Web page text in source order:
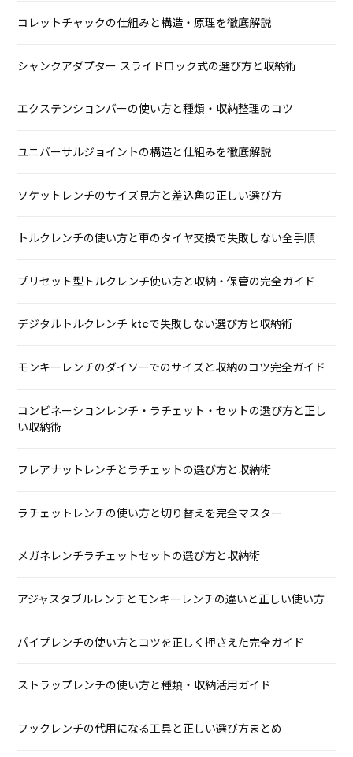
コレットチャックの仕組みと構造・原理を徹底解説
シャンクアダプター スライドロック式の選び方と収納術
エクステンションバーの使い方と種類・収納整理のコツ
ユニバーサルジョイントの構造と仕組みを徹底解説
ソケットレンチのサイズ見方と差込角の正しい選び方
トルクレンチの使い方と車のタイヤ交換で失敗しない全手順
プリセット型トルクレンチ使い方と収納・保管の完全ガイド
デジタルトルクレンチ ktcで失敗しない選び方と収納術
モンキーレンチのダイソーでのサイズと収納のコツ完全ガイド
コンビネーションレンチ・ラチェット・セットの選び方と正し
い収納術
フレアナットレンチとラチェットの選び方と収納術
ラチェットレンチの使い方と切り替えを完全マスター
メガネレンチラチェットセットの選び方と収納術
アジャスタブルレンチとモンキーレンチの違いと正しい使い方
パイプレンチの使い方とコツを正しく押さえた完全ガイド
ストラップレンチの使い方と種類・収納活用ガイド
フックレンチの代用になる工具と正しい選び方まとめ